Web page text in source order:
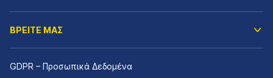
ΒΡΕΙΤΕ ΜΑΣ
GDPR – Προσωπικά Δεδομένα